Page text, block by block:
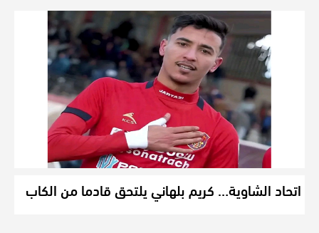
اتحاد الشاوية… كريم بلهاني يلتحق قادما من الكاب